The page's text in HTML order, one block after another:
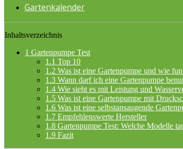
Gartenkalender
Inhaltsverzeichnis
1 Gartenpumpe Test
1.1 Top 10
1.2 Was ist eine Gartenpumpe und wie
1.3 Wann darf ich eine Gartenpumpe
1.4 Wie sieht es mit Leistung und
1.5 Was ist eine Gartenpumpe mit
1.6 Was ist eine selbstansaugende
1.7 Empfehlenswerte Hersteller
1.8 Gartenpumpe Test: Welche Modelle
1.9 Fazit